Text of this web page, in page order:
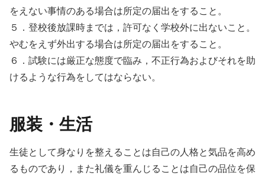
をえない事情のある場合は所定の届出をすること。
５．登校後放課時までは，許可なく学校外に出ないこと。
やむをえず外出する場合は所定の届出をすること。
６．試験には厳正な態度で臨み，不正行為およびそれを助
けるような行為をしてはならない。
服装・生活
生徒として身なりを整えることは自己の人格と気品を高め
るものであり，また礼儀を重んじることは自己の品位を保